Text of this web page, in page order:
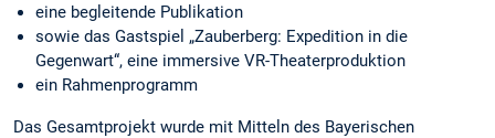
eine begleitende Publikation
sowie das Gastspiel „Zauberberg: Expedition in die
Gegenwart“, eine immersive VR-Theaterproduktion
ein Rahmenprogramm
Das Gesamtprojekt wurde mit Mitteln des Bayerischen